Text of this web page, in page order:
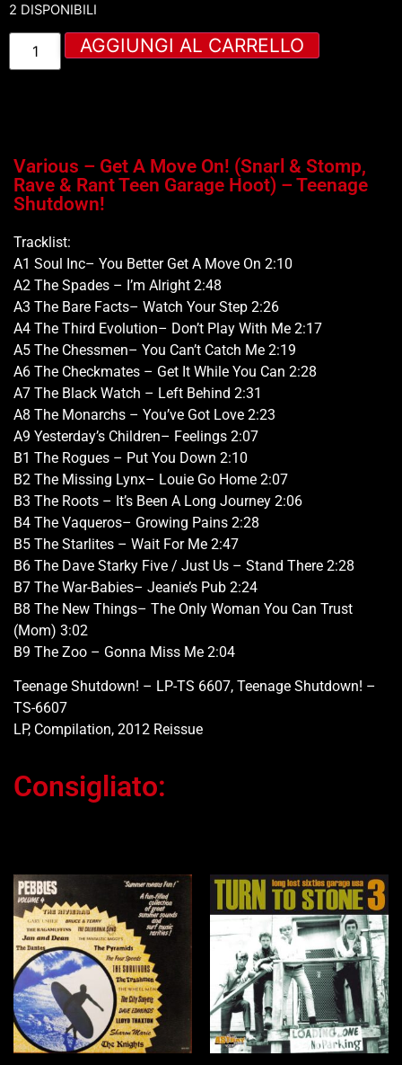
2 DISPONIBILI
AGGIUNGI AL CARRELLO
Various – Get A Move On! (Snarl & Stomp,
Rave & Rant Teen Garage Hoot) – Teenage
Shutdown!
Tracklist:
A1 Soul Inc– You Better Get A Move On 2:10
A2 The Spades – I’m Alright 2:48
A3 The Bare Facts– Watch Your Step 2:26
A4 The Third Evolution– Don’t Play With Me 2:17
A5 The Chessmen– You Can’t Catch Me 2:19
A6 The Checkmates – Get It While You Can 2:28
A7 The Black Watch – Left Behind 2:31
A8 The Monarchs – You’ve Got Love 2:23
A9 Yesterday’s Children– Feelings 2:07
B1 The Rogues – Put You Down 2:10
B2 The Missing Lynx– Louie Go Home 2:07
B3 The Roots – It’s Been A Long Journey 2:06
B4 The Vaqueros– Growing Pains 2:28
B5 The Starlites – Wait For Me 2:47
B6 The Dave Starky Five / Just Us – Stand There 2:28
B7 The War-Babies– Jeanie’s Pub 2:24
B8 The New Things– The Only Woman You Can Trust
(Mom) 3:02
B9 The Zoo – Gonna Miss Me 2:04
Teenage Shutdown! – LP-TS 6607, Teenage Shutdown! –
TS-6607
LP, Compilation, 2012 Reissue
Consigliato: